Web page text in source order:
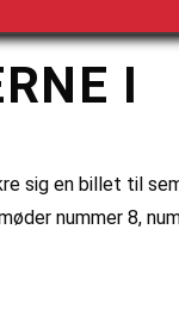
I
sig en billet til
nummer 8,